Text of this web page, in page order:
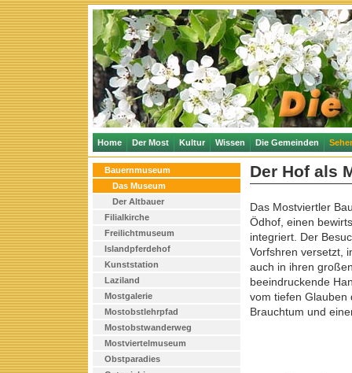
Home Der Most Kultur Wissen Die Gemeinden
Bauernmuseum
Das Museum
Der Altbauer
Filialkirche
Freilichtmuseum
Islandpferdehof
Kunststation
Laziland
Mostgalerie
Mostobstlehrpfad
Mostobstwanderweg
Mostviertelmuseum
Obstparadies
Der Hof als
Das Mostviertler
Ödhof, einen
integriert. Der
Vorfshren versetzt,
auch in ihren
beeindruckende
vom tiefen Glauben
Brauchtum und